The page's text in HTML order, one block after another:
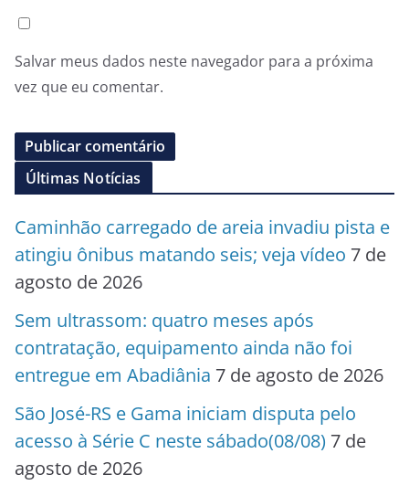
Salvar meus dados neste navegador para a próxima
vez que eu comentar.
Últimas Notícias
Caminhão carregado de areia invadiu pista e
atingiu ônibus matando seis; veja vídeo 7 de
agosto de 2026
Sem ultrassom: quatro meses após
contratação, equipamento ainda não foi
entregue em Abadiânia 7 de agosto de 2026
São José-RS e Gama iniciam disputa pelo
acesso à Série C neste sábado(08/08) 7 de
agosto de 2026